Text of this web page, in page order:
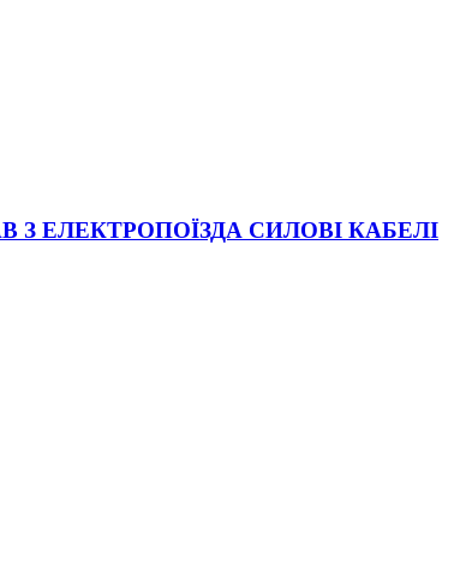
ЕЛЕКТРОПОЇЗДА СИЛОВІ КАБЕЛІ